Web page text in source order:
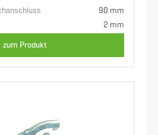
90 mm
2 mm
zum Produkt